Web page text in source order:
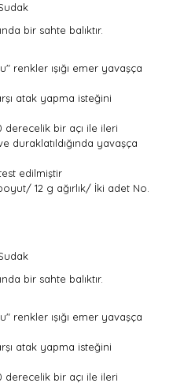
bir sahte balıktır.
renkler ışığı emer yavaşça
atak yapma isteğini
derecelik bir açı ile ileri
duraklatıldığında yavaşça
edilmiştir
12 g ağırlık/ İki adet No.
bir sahte balıktır.
renkler ışığı emer yavaşça
atak yapma isteğini
derecelik bir açı ile ileri